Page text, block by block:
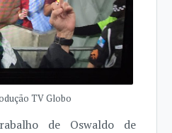
TV Globo
de Oswaldo de